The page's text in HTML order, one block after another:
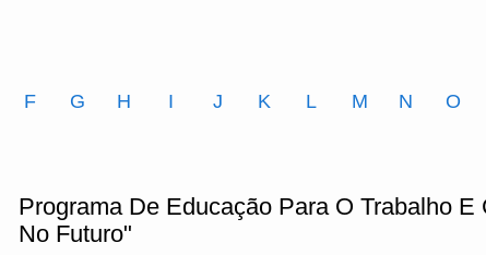
F G H I J K L M N O
Programa De Educação Para O Trabalho
No Futuro"